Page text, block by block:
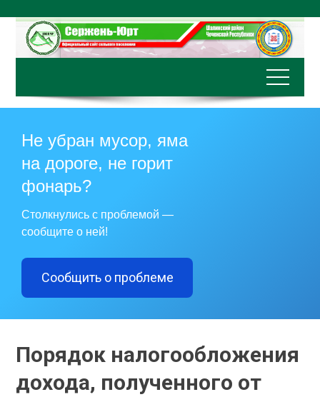
содержимому
Не убран мусор, яма
на дороге, не горит
фонарь?
Столкнулись с проблемой —
сообщите о ней!
Сообщить о проблеме
Порядок налогообложения
дохода, полученного от